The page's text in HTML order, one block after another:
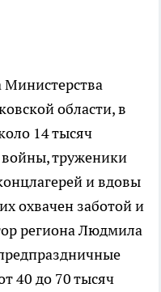
Министерства
области, в
14 тысяч
труженики
и вдовы
охвачен заботой и
региона Людмила
40 до 70 тысяч